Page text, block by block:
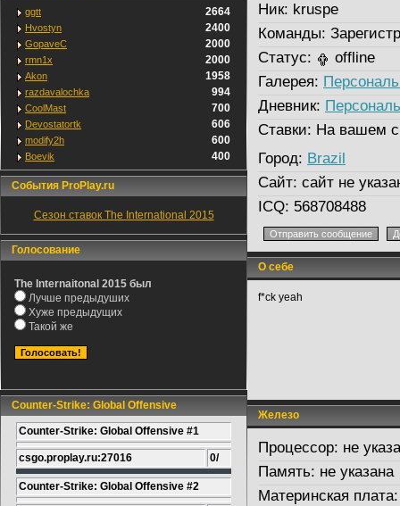
ggtt 2664
Hvostyn 2400
GopaveC 2000
rmn1x 2000
Akon 1958
razdavalochka 994
CoolMast 700
Devostatortk 606
modify2h 600
Boevik 400
События ProPlay.ru
Сезон ставок The International 2015
Голосование
The Internaitonal 2015 был
Лучше предыдуших
Хуже предыдущих
Такой же
Counter-Strike: Global Offensive
Counter-Strike: Global Offensive #1
csgo.proplay.ru:27016 0/
Counter-Strike: Global Offensive #2
Ник: kruspe
Команды:
Статус:
offline
Галерея:
Дневник:
Ставки: На вашем
Город: Brazil
Сайт: сайт не
ICQ: 568708488
О себе
f*ck yeah
Железо
Процессор: не
Память: не указана
Материнская плата: